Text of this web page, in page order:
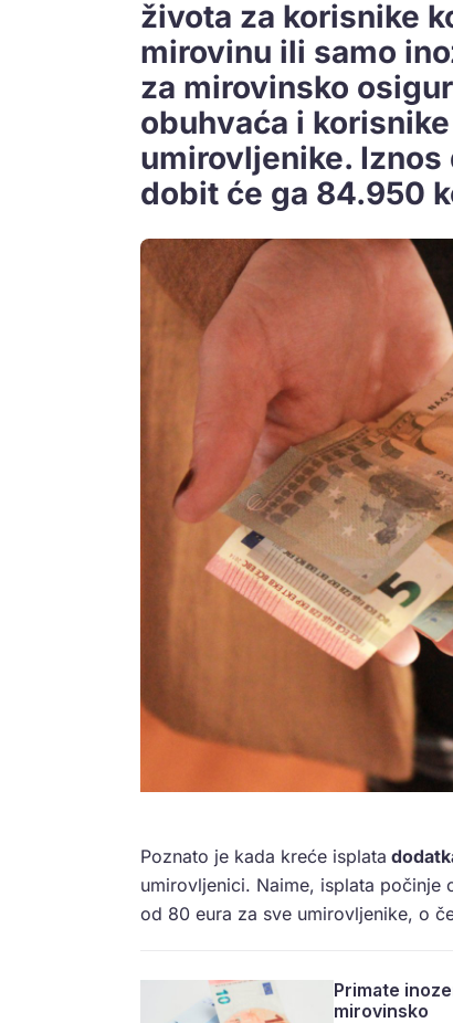
života za korisnike
mirovinu ili samo
za mirovinsko
obuhvaća i
umirovljenike. Iznos
dobit će ga 84.950
Poznato je kada kreće isplata
umirovljenici. Naime, isplata
od 80 eura za sve umirovljenike, o
Primate
mirovinsko